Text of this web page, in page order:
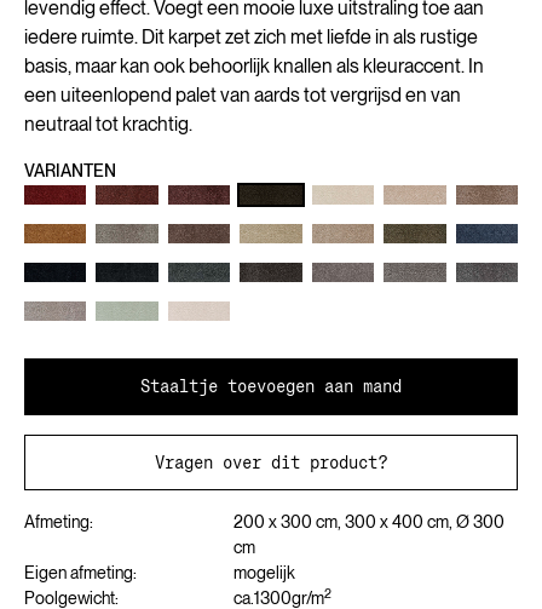
levendig effect. Voegt een mooie luxe uitstraling toe aan
iedere ruimte. Dit karpet zet zich met liefde in als rustige
basis, maar kan ook behoorlijk knallen als kleuraccent. In
een uiteenlopend palet van aards tot vergrijsd en van
neutraal tot krachtig.
VARIANTEN
Staaltje toevoegen aan mand
Vragen over dit product?
Afmeting:
200 x 300 cm, 300 x 400 cm, Ø 300
cm
Eigen afmeting:
mogelijk
Poolgewicht:
ca.1300gr/m2